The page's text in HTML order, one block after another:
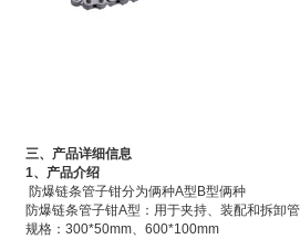
三、产品详细信息
1、产品介绍
防爆链条管子钳分为俩种A型B型俩种
防爆链条管子钳A型：用于夹持、装配和拆卸
规格：300*50mm、600*100mm